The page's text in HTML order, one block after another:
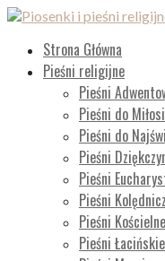
Przejdź
treści
Strona Główna
Pieśni religijne
Pieśni
Pieśni do
Pieśni do
Pieśni
Pieśni
Pieśni
Pieśni Kościelne
Pieśni Łacińskie